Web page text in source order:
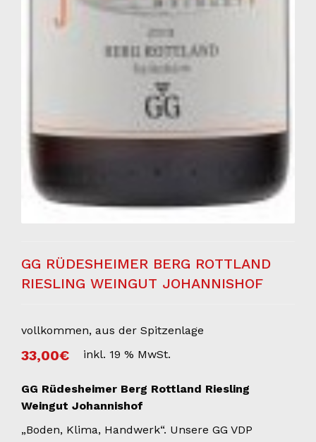
GG RÜDESHEIMER BERG ROTTLAND
RIESLING WEINGUT JOHANNISHOF
vollkommen, aus der Spitzenlage
33,00€ inkl. 19 % MwSt.
GG Rüdesheimer Berg Rottland Riesling
Weingut Johannishof
„Boden, Klima, Handwerk“. Unsere GG VDP